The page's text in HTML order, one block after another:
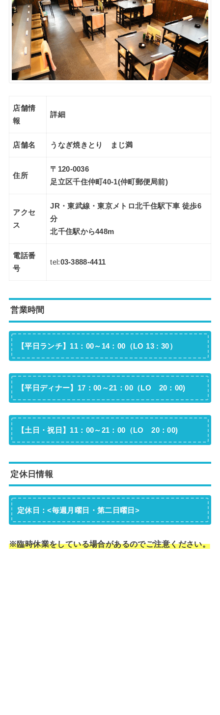
店舗情
報
詳細
店舗名 うなぎ焼きとり まじ満
住所
〒120-0036
足立区千住仲町40-1(仲町郵便局前)
アクセ
ス
JR・東武線・東京メトロ北千住駅下車 徒歩6
分
北千住駅から448m
電話番
号
tel:03-3888-4411
営業時間
【平日ランチ】11：00～14：00（LO 13 : 30）
【平日ディナー】17：00～21：00（LO 20：00)
【土日・祝日】11：00～21：00（LO 20：00)
定休日情報
定休日：<毎週月曜日・第二日曜日>
※臨時休業をしている場合があるのでご注意ください。